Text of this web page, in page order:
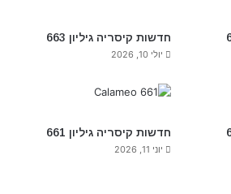
חדשות קיסריה גיליון 663
יולי 10, 2026
חדשות קיסריה גיליון 661
יוני 11, 2026